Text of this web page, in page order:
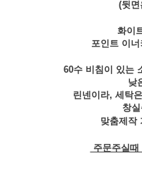
(뒷
화이
포인트 이
60수 비침이 있는
낮
린넨이라, 세탁
창
맞춤제작
주문주실